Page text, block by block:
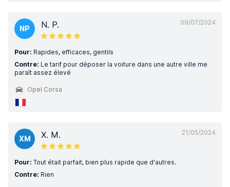
09/07/2024
NP N. P.
Pour: Rapides, efficaces, gentils
Contre: Le tarif pour déposer la voiture dans une autre ville me
paraît assez élevé
Opel Corsa
21/05/2024
XM X. M.
Pour: Tout était parfait, bien plus rapide que d'autres.
Contre: Rien